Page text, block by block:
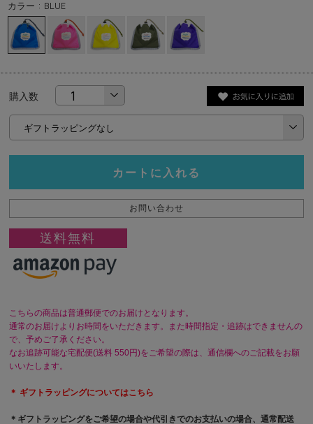
カラー : BLUE
購入数
カートに入れる
お問い合わせ
送料無料
こちらの商品は普通郵便でのお届けとなります。
通常のお届けよりお時間をいただきます。また時間指定・追跡はできませんの
で、予めご了承ください。
なお追跡可能な宅配便(送料 550円)をご希望の際は、通信欄へのご記載をお願
いいたします。
＊ ギフトラッピングについてはこちら
＊ギフトラッピングをご希望の場合や代引きでのお支払いの場合、通常配送